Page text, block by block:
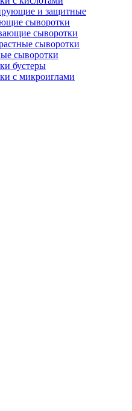
и защитные
сыворотки
сыворотки
сыворотки
сыворотки
бустеры
с микроиглами